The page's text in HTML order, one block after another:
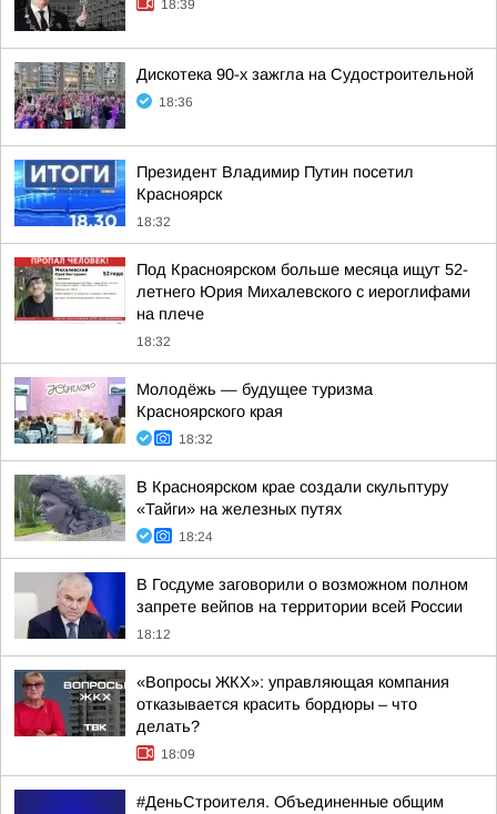
18:39
Дискотека 90-х зажгла на Судостроительной
18:36
Президент Владимир Путин посетил
Красноярск
18:32
Под Красноярском больше месяца ищут 52-
летнего Юрия Михалевского с иероглифами
на плече
18:32
Молодёжь — будущее туризма
Красноярского края
18:32
В Красноярском крае создали скульптуру
«Тайги» на железных путях
18:24
В Госдуме заговорили о возможном полном
запрете вейпов на территории всей России
18:12
«Вопросы ЖКХ»: управляющая компания
отказывается красить бордюры – что
делать?
18:09
#ДеньСтроителя. Объединенные общим